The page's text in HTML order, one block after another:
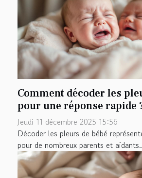
Comment décoder les
pour une réponse rapide
Jeudi 11 décembre 2025 15:56
Décoder les pleurs de bébé
pour de nombreux parents et